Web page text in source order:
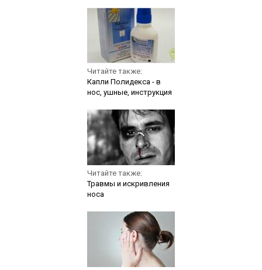
Читайте также:
Капли Полидекса - в
нос, ушные, инструкция
Читайте также:
Травмы и искривления
носа